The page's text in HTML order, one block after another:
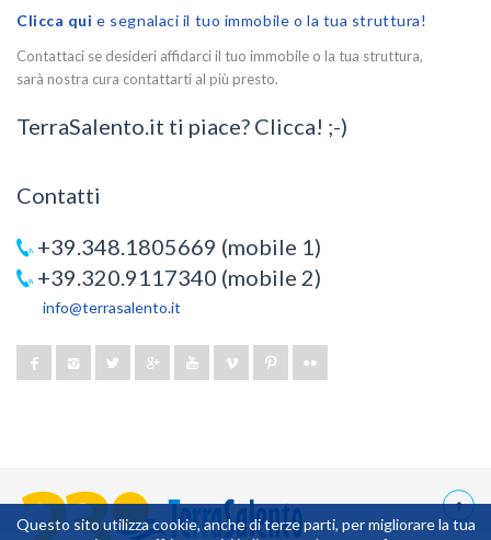
Clicca qui e segnalaci il tuo immobile o la tua struttura!
Contattaci se desideri affidarci il tuo immobile o la tua struttura,
sarà nostra cura contattarti al più presto.
TerraSalento.it ti piace? Clicca! ;-)
Contatti
+39.348.1805669 (mobile 1)
+39.320.9117340 (mobile 2)
info@terrasalento.it
Questo sito utilizza cookie, anche di terze parti, per migliorare la tua